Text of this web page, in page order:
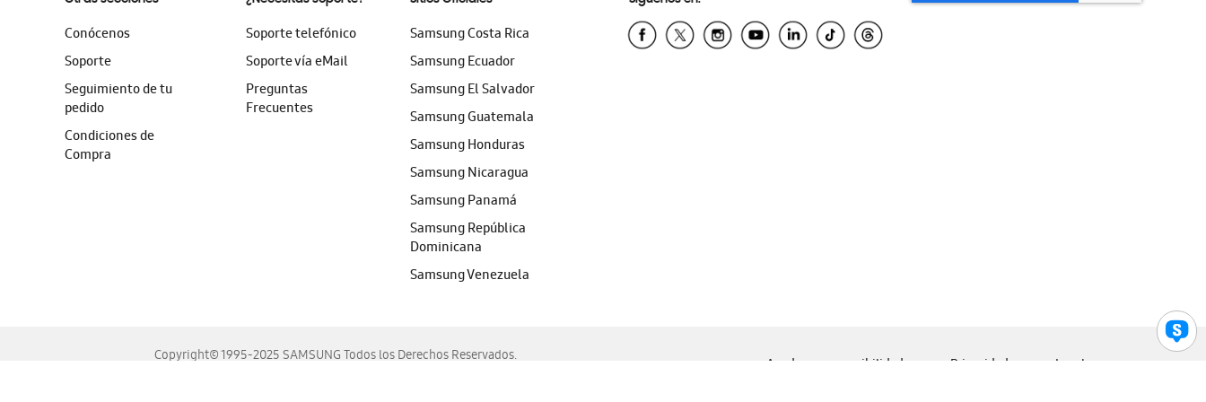
Conócenos
Soporte
Seguimiento de tu
pedido
Condiciones de
Compra
Soporte telefónico
Soporte vía eMail
Preguntas
Frecuentes
Samsung Costa Rica
Samsung Ecuador
Samsung El Salvador
Samsung Guatemala
Samsung Honduras
Samsung Nicaragua
Samsung Panamá
Samsung República
Dominicana
Samsung Venezuela
Copyright© 1995-2025 SAMSUNG Todos los Derechos Reservados.
Ayuda para accesibilidad Privacidad Legal